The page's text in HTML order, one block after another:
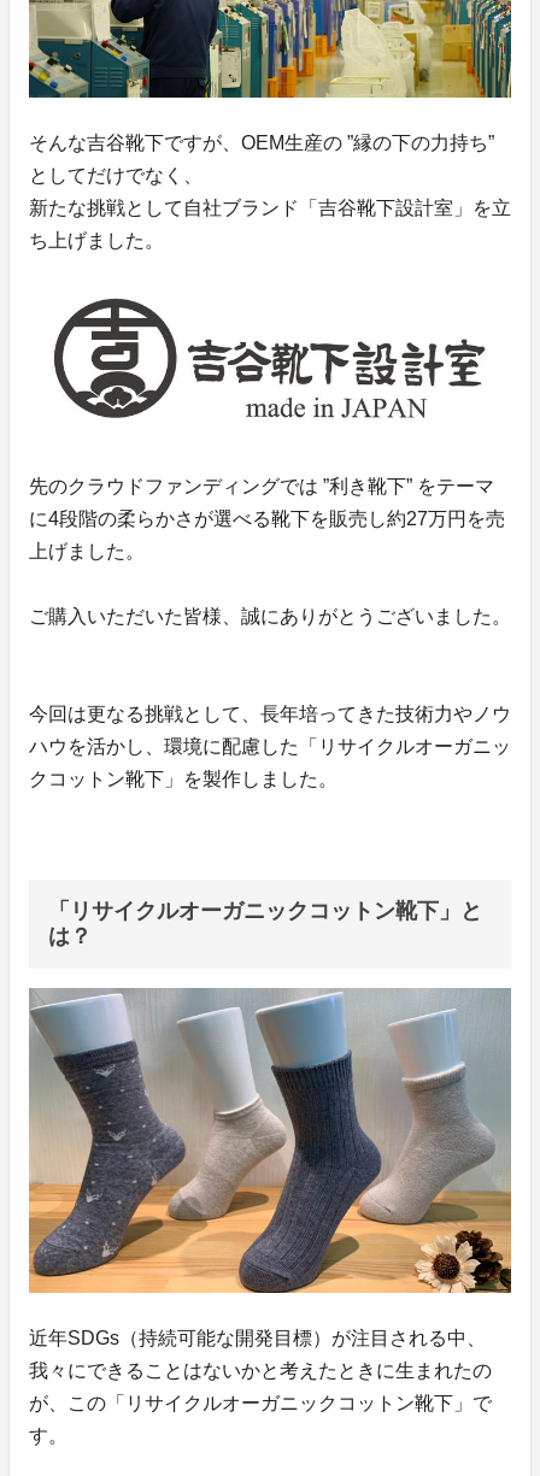
そんな吉谷靴下ですが、OEM生産の ”縁の下の力持ち”
としてだけでなく、
新たな挑戦として自社ブランド「吉谷靴下設計室」を立
ち上げました。
先のクラウドファンディングでは ”利き靴下” をテーマ
に4段階の柔らかさが選べる靴下を販売し約27万円を売
上げました。
ご購入いただいた皆様、誠にありがとうございました。
今回は更なる挑戦として、長年培ってきた技術力やノウ
ハウを活かし、環境に配慮した「リサイクルオーガニッ
クコットン靴下」を製作しました。
「リサイクルオーガニックコットン靴下」と
は？
近年SDGs（持続可能な開発目標）が注目される中、
我々にできることはないかと考えたときに生まれたの
が、この「リサイクルオーガニックコットン靴下」で
す。